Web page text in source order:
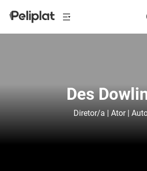
Des
Diretor/a | Ator |